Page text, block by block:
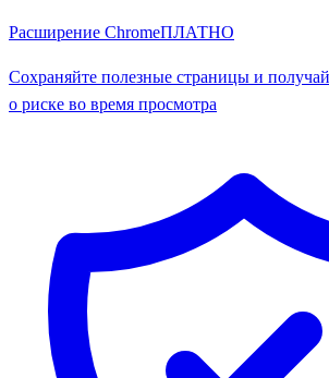
Расширение ChromeПЛАТНО
Сохраняйте полезные страницы и
о риске во время просмотра